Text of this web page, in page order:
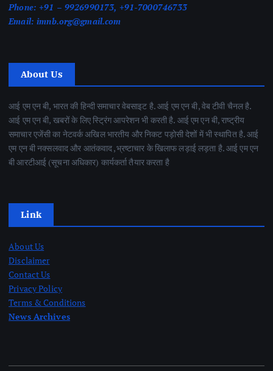
Phone: +91 – 9926990173, +91-7000746733
Email: imnb.org@gmail.com
About Us
आई एम एन बी, भारत की हिन्दी समाचार वेबसाइट है. आई एम एन बी, वेब टीवी चैनल है.
आई एम एन बी, खबरों के लिए स्ट्रिंग आपरेशन भी करती है. आई एम एन बी, राष्ट्रीय
समाचार एजेंसी का नेटवर्क अखिल भारतीय और निकट पड़ोसी देशों में भी स्थापित है. आई
एम एन बी नक्सलवाद और आतंकवाद ,भ्रष्टाचार के खिलाफ लड़ाई लड़ता है. आई एम एन
बी आरटीआई (सूचना अधिकार) कार्यकर्ता तैयार करता है
Link
About Us
Disclaimer
Contact Us
Privacy Policy
Terms & Conditions
News Archives